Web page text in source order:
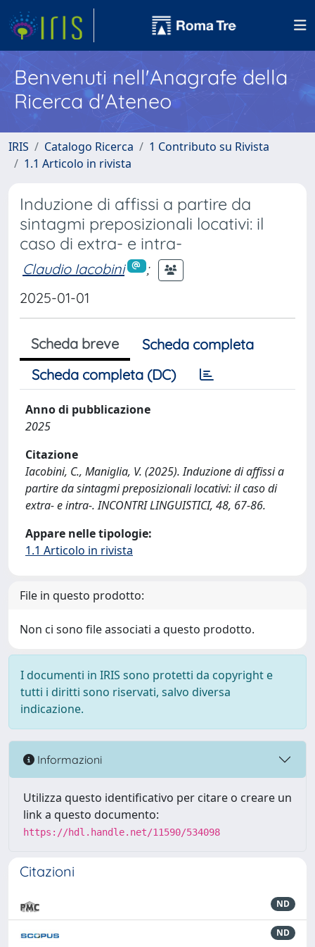
Benvenuti nell'Anagrafe della
Ricerca d'Ateneo
IRIS Catalogo Ricerca
1 Contributo su Rivista
1.1 Articolo in rivista
Induzione di affissi a partire da
sintagmi preposizionali locativi: il
caso di extra- e intra-
Claudio Iacobini
;
2025-01-01
Scheda breve
Scheda completa
Scheda completa (DC)
Anno di pubblicazione
2025
Citazione
Iacobini, C., Maniglia, V. (2025). Induzione di affissi a
partire da sintagmi preposizionali locativi: il caso di
extra- e intra-. INCONTRI LINGUISTICI, 48, 67-86.
Appare nelle tipologie:
1.1 Articolo in rivista
File in questo prodotto:
Non ci sono file associati a questo prodotto.
I documenti in IRIS sono protetti da copyright e
tutti i diritti sono riservati, salvo diversa
indicazione.
Informazioni
Utilizza questo identificativo per citare o creare un
link a questo documento:
https://hdl.handle.net/11590/534098
Citazioni
ND
ND